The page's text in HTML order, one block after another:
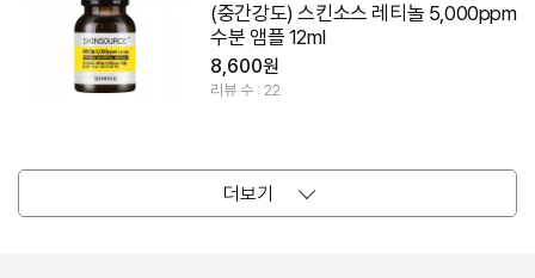
(중간강도) 스킨소스 레티놀 5,000ppm
수분 앰플 12ml
8,600원
리뷰 수 : 22
더보기